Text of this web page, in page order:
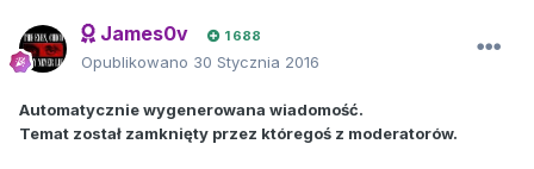
James0v 1 688
Opublikowano 30 Stycznia 2016
Automatycznie wygenerowana wiadomość.
Temat został zamknięty przez któregoś z moderatorów.